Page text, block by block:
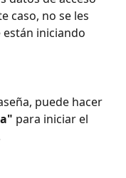
caso, no se les
están iniciando
puede hacer
para iniciar el